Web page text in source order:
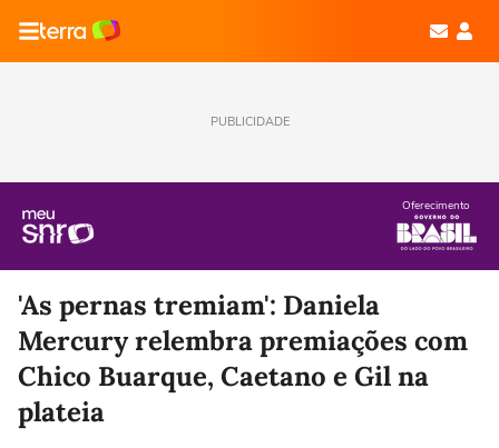
PUBLICIDADE
Oferecimento
'As pernas tremiam': Daniela
Mercury relembra premiações com
Chico Buarque, Caetano e Gil na
plateia